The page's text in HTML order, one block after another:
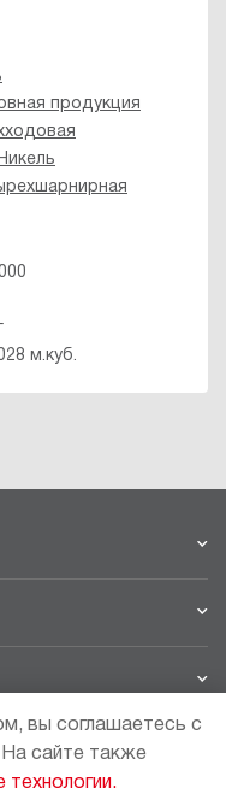
продукция
м.куб.
вы соглашаетесь с
На сайте также
технологии.